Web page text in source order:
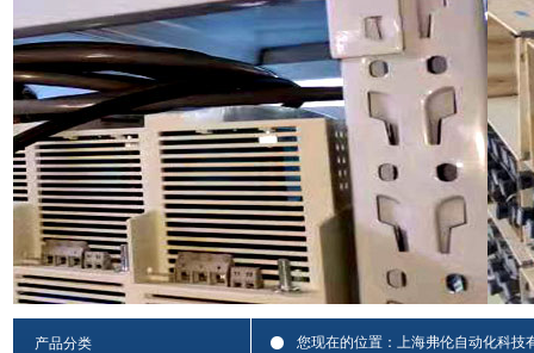
您现在的位置： 上海弗伦自动化科技
产品分类